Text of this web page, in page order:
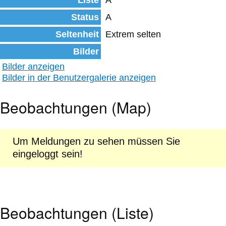
Status
A
Seltenheit
Extrem selten
Bilder
Bilder anzeigen
Bilder in der Benutzergalerie anzeigen
Beobachtungen (Map)
Um Meldungen zu sehen müssen Sie
eingeloggt sein!
Beobachtungen (Liste)